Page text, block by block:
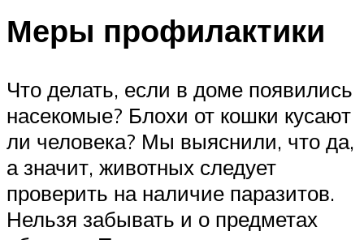
Меры профилактики
Что делать, если в доме появились
насекомые? Блохи от кошки кусают
ли человека? Мы выяснили, что да,
а значит, животных следует
проверить на наличие паразитов.
Нельзя забывать и о предметах